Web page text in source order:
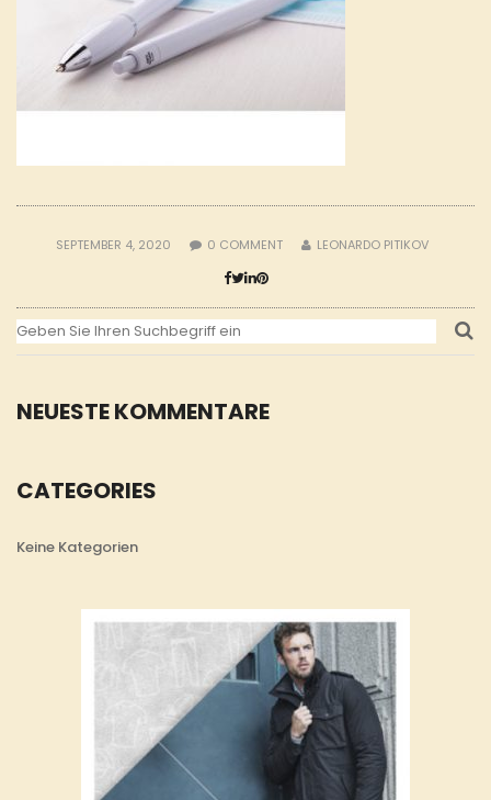
NEUESTE KOMMENTARE
CATEGORIES
Keine Kategorien
SEPTEMBER 4, 2020 0 COMMENT LEONARDO PITIKOV